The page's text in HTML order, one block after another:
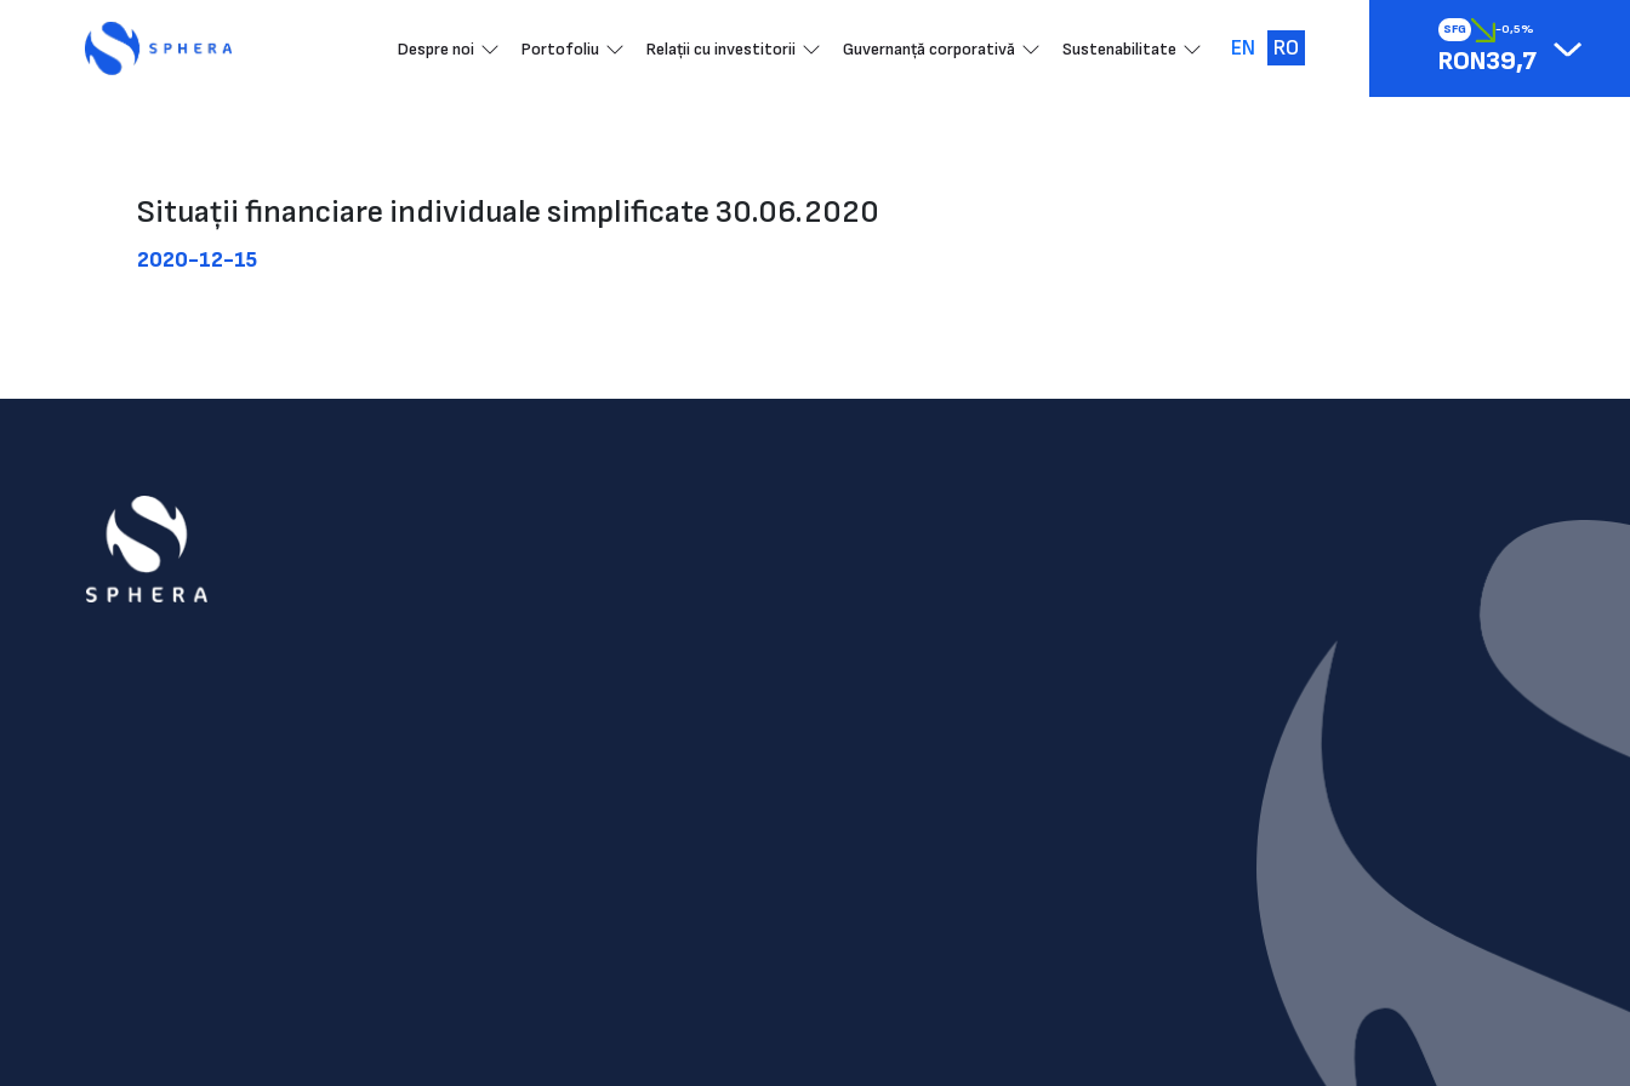
SFG -0,5%
RON39,7
Despre noi Portofoliu Relații cu investitorii Guvernanță corporativă Sustenabilitate EN RO
Situații financiare individuale simplificate 30.06.2020
2020-12-15